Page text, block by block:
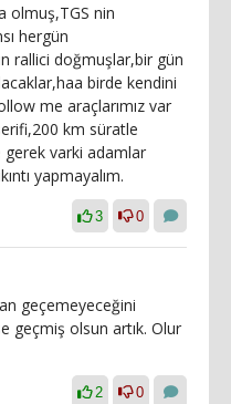
olmuş,TGS nin
hergün
rallici doğmuşlar,bir gün
birde kendini
me araçlarımız var
km süratle
varki adamlar
yapmayalım.
3 0
geçemeyeceğini
geçmiş olsun artık. Olur
2 0